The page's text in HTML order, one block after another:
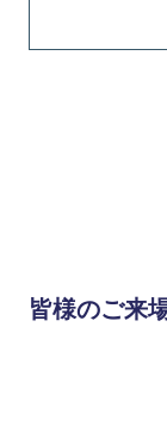
皆様のご来